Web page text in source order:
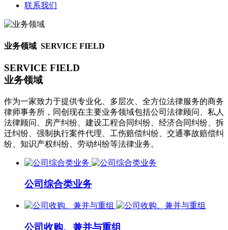
联系我们
业务领域 SERVICE FIELD
SERVICE FIELD
业务领域
作为一家致力于提供专业化、多层次、全方位法律服务的商务
律师事务所，同创现在主要业务领域包括公司法律顾问、私人
法律顾问、房产纠纷、建设工程合同纠纷、经济合同纠纷、拆
迁纠纷、强制执行案件代理、工伤赔偿纠纷、交通事故赔偿纠
纷、知识产权纠纷、劳动纠纷等法律业务。
公司综合类业务
公司收购、兼并与重组